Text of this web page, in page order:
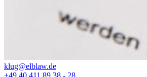
klug@elblaw.de
+49 40 411 89 38 - 28